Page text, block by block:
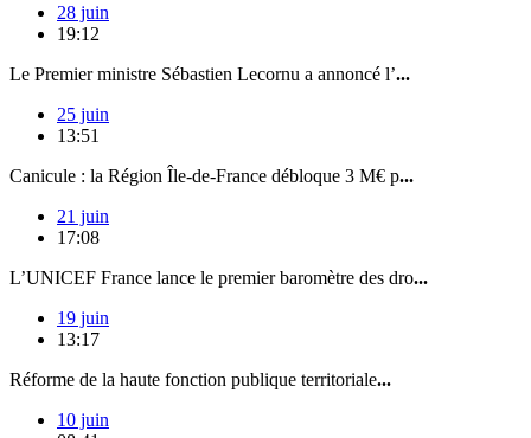
28 juin
19:12
Le Premier ministre Sébastien Lecornu a annoncé l’...
25 juin
13:51
Canicule : la Région Île-de-France débloque 3 M€ p...
21 juin
17:08
L’UNICEF France lance le premier baromètre des dro...
19 juin
13:17
Réforme de la haute fonction publique territoriale...
10 juin